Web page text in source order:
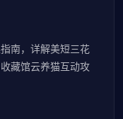
南，详解美短三花
藏馆云养猫互动攻